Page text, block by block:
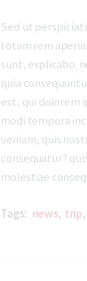
Sed ut
totam rem
sunt, explicabo.
quia
est, qui dolorem
modi tempora
veniam, quis
consequatur?
molestiae
Tags: news, trip,